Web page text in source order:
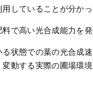
していることが分かっ
で高い光合成能力を
状態での葉の光合成
動する実際の圃場環